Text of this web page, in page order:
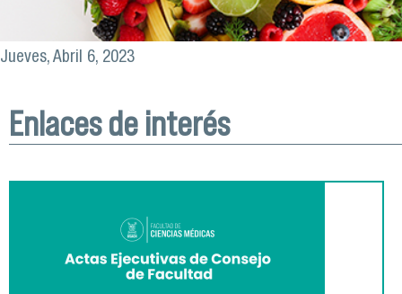
Jueves, Abril 6, 2023
Enlaces de interés